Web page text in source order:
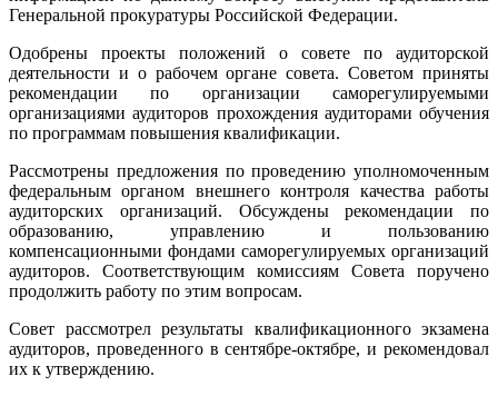
Генеральной прокуратуры Российской Федерации.
Одобрены проекты положений о совете по аудиторской
деятельности и о рабочем органе совета. Советом приняты
рекомендации по организации саморегулируемыми
организациями аудиторов прохождения аудиторами обучения
по программам повышения квалификации.
Рассмотрены предложения по проведению уполномоченным
федеральным органом внешнего контроля качества работы
аудиторских организаций. Обсуждены рекомендации по
образованию, управлению и пользованию
компенсационными фондами саморегулируемых организаций
аудиторов. Соответствующим комиссиям Совета поручено
продолжить работу по этим вопросам.
Совет рассмотрел результаты квалификационного экзамена
аудиторов, проведенного в сентябре-октябре, и рекомендовал
их к утверждению.